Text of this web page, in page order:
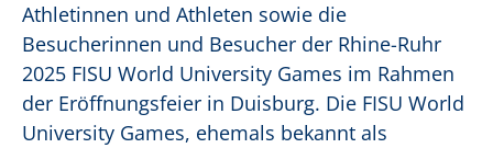
Athletinnen und Athleten sowie die
Besucherinnen und Besucher der Rhine-Ruhr
2025 FISU World University Games im Rahmen
der Eröffnungsfeier in Duisburg. Die FISU World
University Games, ehemals bekannt als